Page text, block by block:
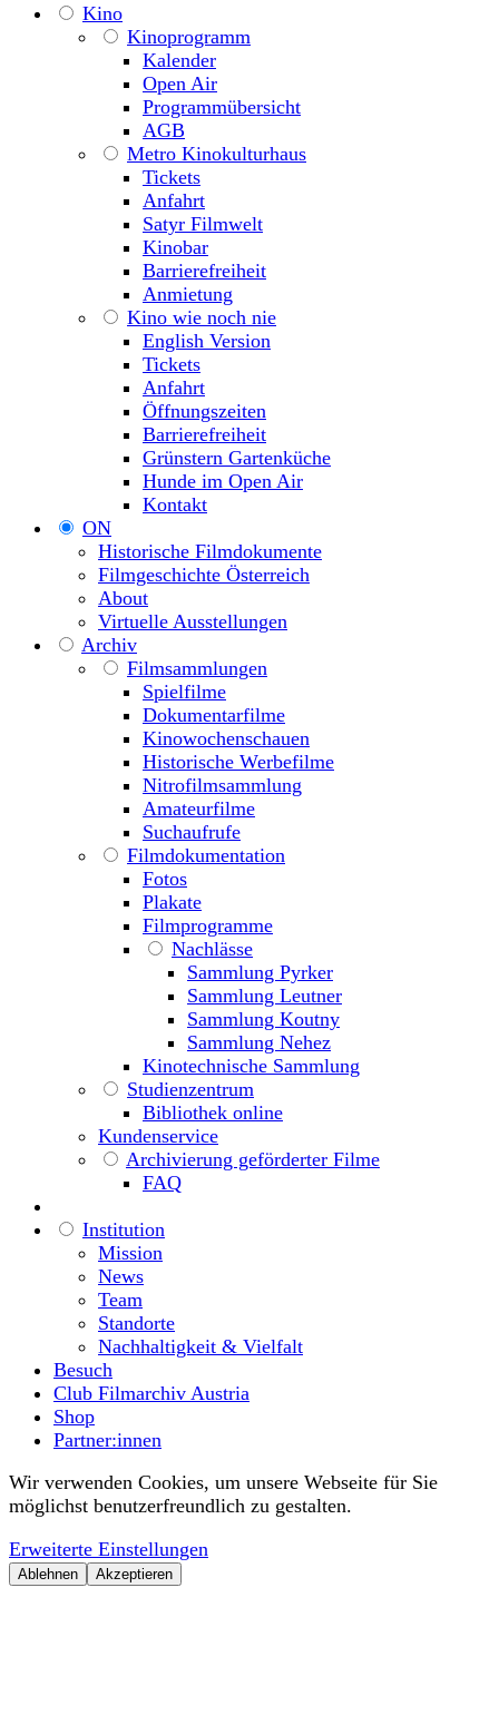
Kino
Kinoprogramm
Kalender
Open Air
Programmübersicht
AGB
Metro Kinokulturhaus
Tickets
Anfahrt
Satyr Filmwelt
Kinobar
Barrierefreiheit
Anmietung
Kino wie noch nie
English Version
Tickets
Anfahrt
Öffnungszeiten
Barrierefreiheit
Grünstern Gartenküche
Hunde im Open Air
Kontakt
ON
Historische Filmdokumente
Filmgeschichte Österreich
About
Virtuelle Ausstellungen
Archiv
Filmsammlungen
Spielfilme
Dokumentarfilme
Kinowochenschauen
Historische Werbefilme
Nitrofilmsammlung
Amateurfilme
Suchaufrufe
Filmdokumentation
Fotos
Plakate
Filmprogramme
Nachlässe
Sammlung Pyrker
Sammlung Leutner
Sammlung Koutny
Sammlung Nehez
Kinotechnische Sammlung
Studienzentrum
Bibliothek online
Kundenservice
Archivierung geförderter Filme
FAQ
Institution
Mission
News
Team
Standorte
Nachhaltigkeit & Vielfalt
Besuch
Club Filmarchiv Austria
Shop
Partner:innen
Wir verwenden Cookies, um unsere Webseite für Sie
möglichst benutzerfreundlich zu gestalten.
Erweiterte Einstellungen
Ablehnen Akzeptieren